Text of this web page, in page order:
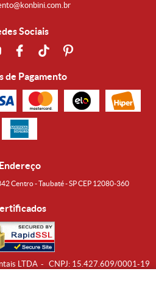
Sociais
de Pagamento
Endereço
Centro - Taubaté - SP CEP 12080-360
LTDA CNPJ: 15.427.609/0001-19